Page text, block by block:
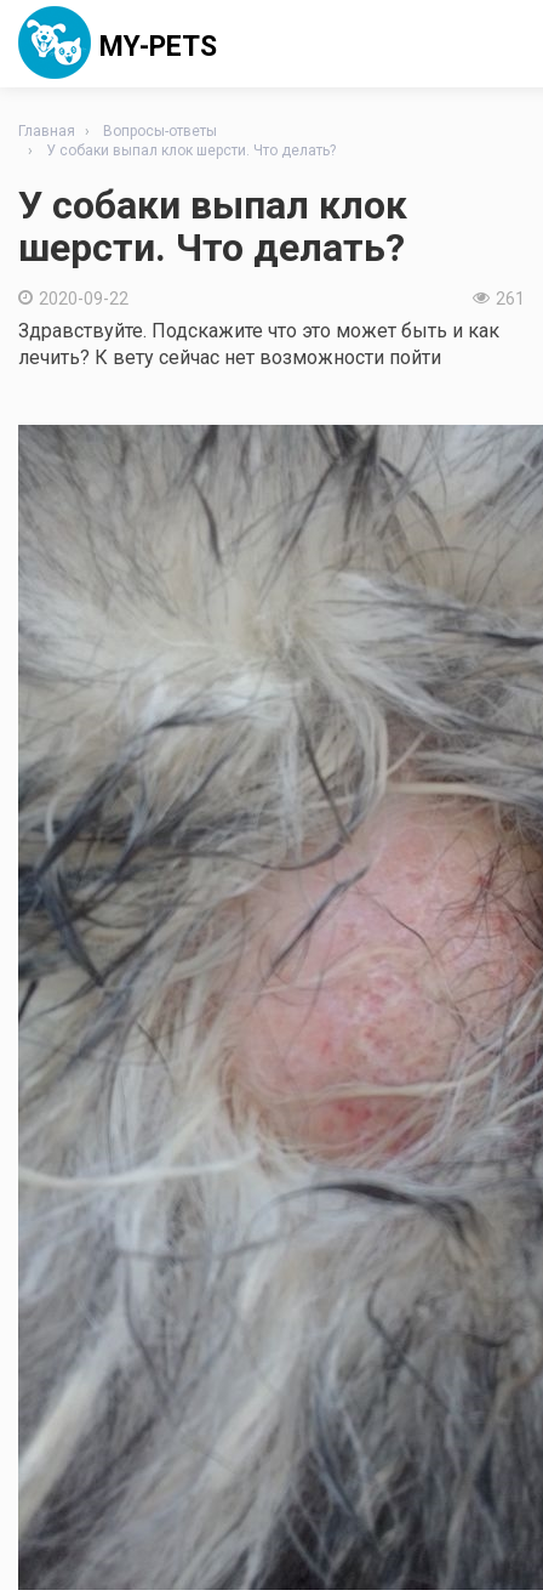
MY-PETS
Главная
Вопросы-ответы
У собаки выпал клок шерсти. Что делать?
У собаки выпал клок
шерсти. Что делать?
2020-09-22 261
Здравствуйте. Подскажите что это может быть и как
лечить? К вету сейчас нет возможности пойти